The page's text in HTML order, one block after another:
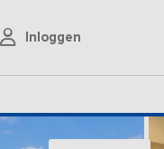
Inloggen